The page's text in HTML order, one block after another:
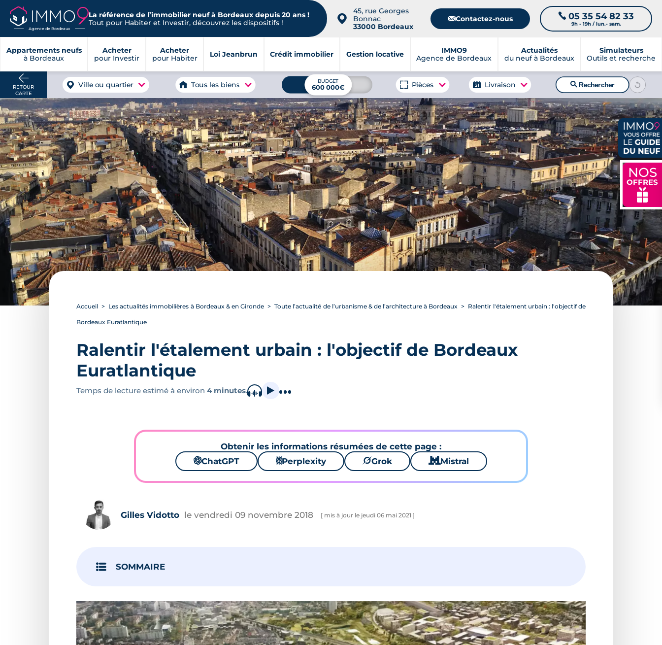
Agence de Bordeaux
La référence de l’immobilier neuf à Bordeaux depuis 20 ans !
Tout pour Habiter et Investir, découvrez les dispositifs !
📍
45, rue Georges
Bonnac
33000 Bordeaux
📧Contactez-nous 📞 05 35 54 82 33
9h - 19h / lun.- sam.
Appartements neufs
à Bordeaux
Acheter
pour Investir
Acheter
pour Habiter
Loi Jeanbrun Crédit immobilier Gestion locative
IMMO9
Agence de Bordeaux
Actualités
du neuf à Bordeaux
Simulateurs
Outils et recherche
NOS
OFFRES
🎁
RETOUR
CARTE
Ville ou quartier Tous les biens BUDGET
600 000€ Pièces Livraison 🔍Rechercher
Accueil Les actualités immobilières à Bordeaux & en Gironde Toute l’actualité de l’urbanisme & de l’architecture à Bordeaux Ralentir l'étalement urbain : l'objectif de
Bordeaux Euratlantique
Ralentir l'étalement urbain : l'objectif de Bordeaux
Euratlantique
Temps de lecture estimé à environ 4 minutes.
Obtenir les informations résumées de cette page :
🌌ChatGPT ⚙Perplexity 🪐Grok 🐱 Mistral
Gilles Vidotto le vendredi 09 novembre 2018 [ mis à jour le jeudi 06 mai 2021 ]
SOMMAIRE